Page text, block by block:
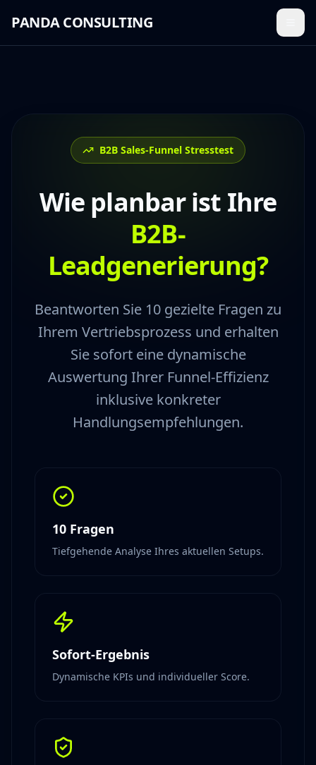
PANDA CONSULTING
B2B Sales-Funnel Stresstest
Wie planbar ist Ihre
B2B-
Leadgenerierung?
Beantworten Sie 10 gezielte Fragen zu
Ihrem Vertriebsprozess und erhalten
Sie sofort eine dynamische
Auswertung Ihrer Funnel-Effizienz
inklusive konkreter
Handlungsempfehlungen.
10 Fragen
Tiefgehende Analyse Ihres aktuellen Setups.
Sofort-Ergebnis
Dynamische KPIs und individueller Score.